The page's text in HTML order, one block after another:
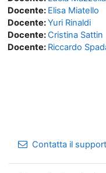
Docente: Elisa Miatello
Docente:Yuri Rinaldi
Docente:Cristina Sattin
Docente: Riccardo
Contatta il